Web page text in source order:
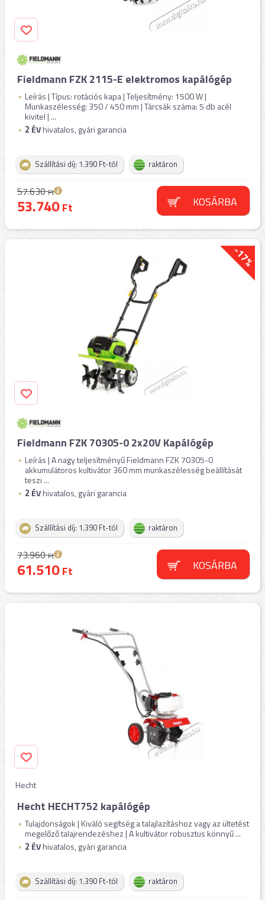
Fieldmann FZK 2115-E elektromos kapálógép
Leírás | Típus: rotációs kapa | Teljesítmény: 1500 W |
Munkaszélesség: 350 / 450 mm | Tárcsák száma: 5 db acél
kivitel | ...
2 ÉVhivatalos, gyári garancia
Szállítási díj: 1.390 Ft-tól raktáron
57.630Ft
53.740Ft KOSÁRBA
-17%
Fieldmann FZK 70305-0 2x20V Kapálógép
Leírás | A nagy teljesítményű Fieldmann FZK 70305-0
akkumulátoros kultivátor 360 mm munkaszélesség beállítását
teszi ...
2 ÉVhivatalos, gyári garancia
Szállítási díj: 1.390 Ft-tól raktáron
73.960Ft
61.510Ft KOSÁRBA
Hecht
Hecht HECHT752 kapálógép
Tulajdonságok | Kiváló segítség a talajlazításhoz vagy az ültetést
megelőző talajrendezéshez | A kultivátor robusztus könnyű ...
2 ÉVhivatalos, gyári garancia
Szállítási díj: 1.390 Ft-tól raktáron